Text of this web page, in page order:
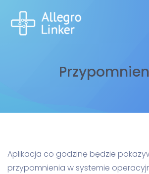
Aplikacja co godzinę będzie
przypomnienia w systemie